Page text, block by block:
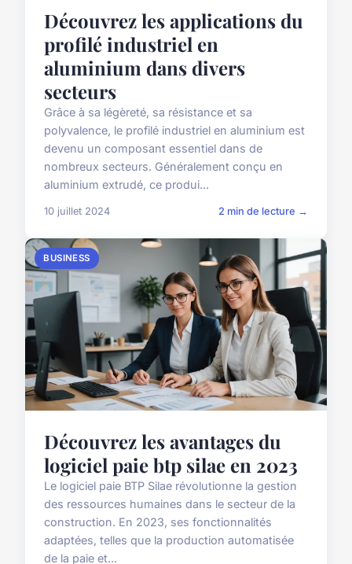
Découvrez les applications du
profilé industriel en
aluminium dans divers
secteurs
Grâce à sa légèreté, sa résistance et sa
polyvalence, le profilé industriel en aluminium est
devenu un composant essentiel dans de
nombreux secteurs. Généralement conçu en
aluminium extrudé, ce produi...
10 juillet 2024 2 min de lecture →
BUSINESS
Découvrez les avantages du
logiciel paie btp silae en 2023
Le logiciel paie BTP Silae révolutionne la gestion
des ressources humaines dans le secteur de la
construction. En 2023, ses fonctionnalités
adaptées, telles que la production automatisée
de la paie et...